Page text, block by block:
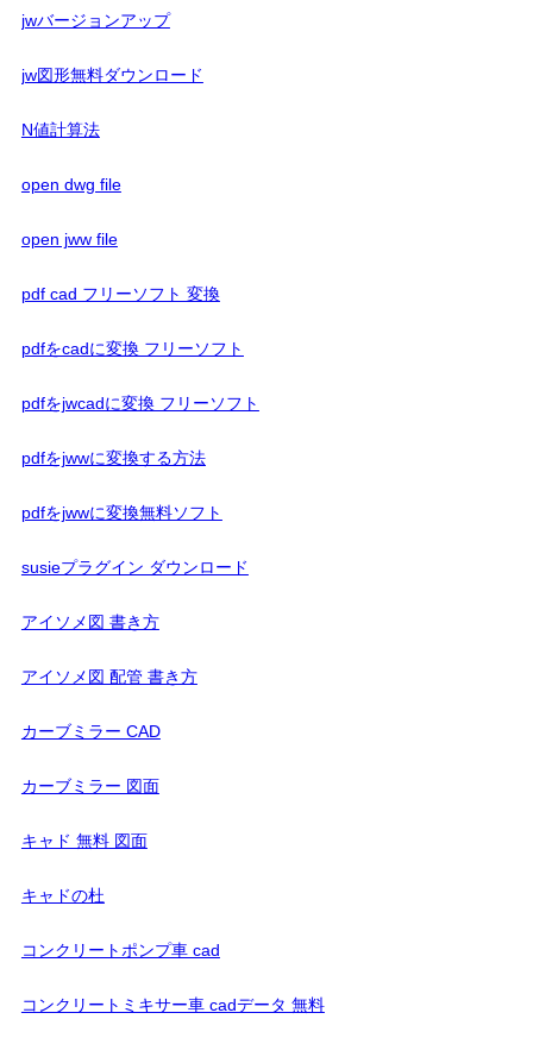
jwバージョンアップ
jw図形無料ダウンロード
N値計算法
open dwg file
open jww file
pdf cad フリーソフト 変換
pdfをcadに変換 フリーソフト
pdfをjwcadに変換 フリーソフト
pdfをjwwに変換する方法
pdfをjwwに変換無料ソフト
susieプラグイン ダウンロード
アイソメ図 書き方
アイソメ図 配管 書き方
カーブミラー CAD
カーブミラー 図面
キャド 無料 図面
キャドの杜
コンクリートポンプ車 cad
コンクリートミキサー車 cadデータ 無料